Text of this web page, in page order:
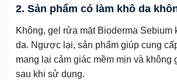
2. Sản phẩm có làm khô da
Không, gel rửa mặt Bioderma Sebium
da. Ngược lại, sản phẩm giúp cung
mang lại cảm giác mềm mịn và không
sau khi sử dụng.